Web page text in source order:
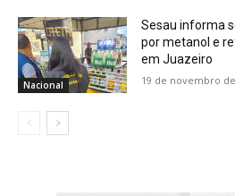
Nacional
Sesau informa
por metanol e
em Juazeiro
19 de novembro